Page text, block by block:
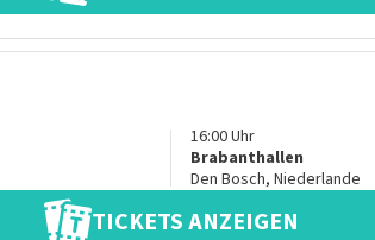
16:00Uhr
Brabanthallen
Den Bosch, Niederlande
TICKETS ANZEIGEN